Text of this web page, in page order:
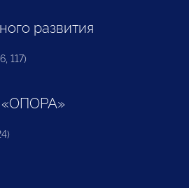
развития
117)
«ОПОРА»